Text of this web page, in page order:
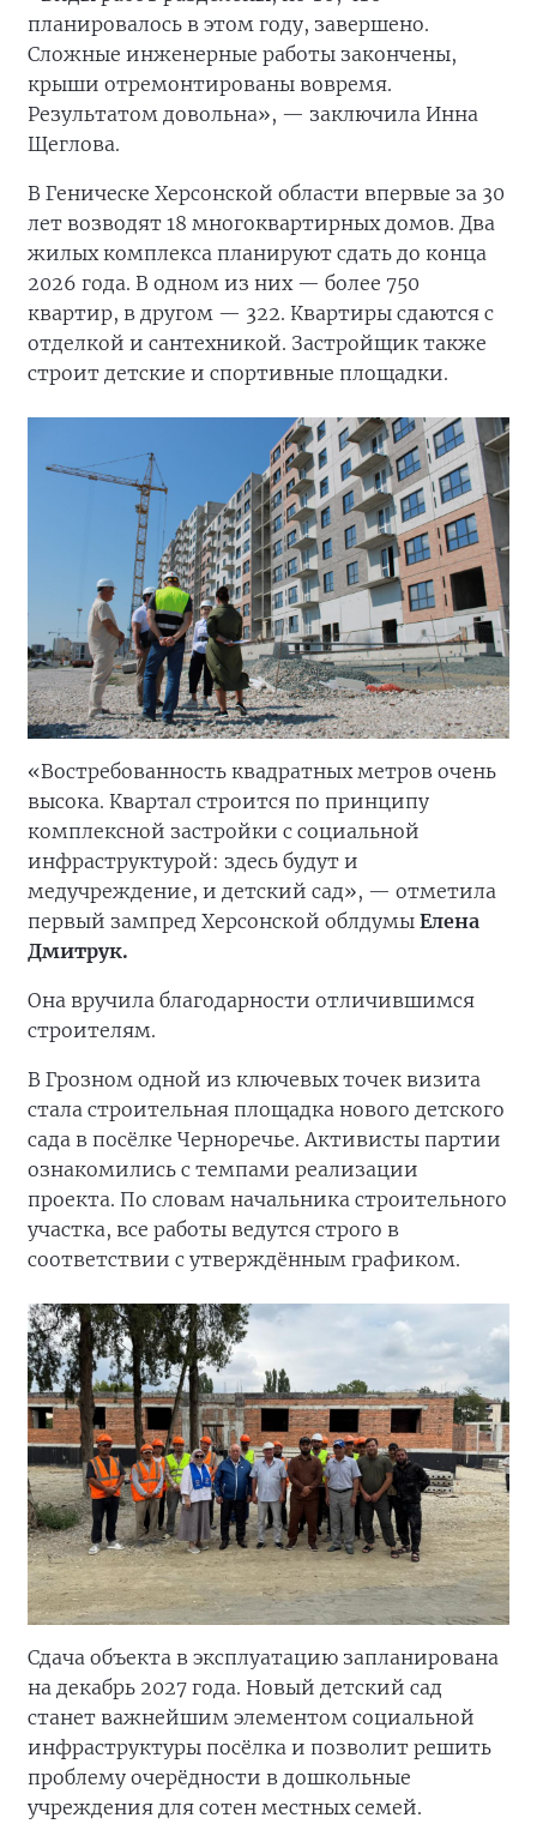
планировалось в этом году, завершено.
Сложные инженерные работы закончены,
крыши отремонтированы вовремя.
Результатом довольна», — заключила Инна
Щеглова.
В Геническе Херсонской области впервые за 30
лет возводят 18 многоквартирных домов. Два
жилых комплекса планируют сдать до конца
2026 года. В одном из них — более 750
квартир, в другом — 322. Квартиры сдаются с
отделкой и сантехникой. Застройщик также
строит детские и спортивные площадки.
«Востребованность квадратных метров очень
высока. Квартал строится по принципу
комплексной застройки с социальной
инфраструктурой: здесь будут и
медучреждение, и детский сад», — отметила
первый зампред Херсонской облдумы Елена
Дмитрук.
Она вручила благодарности отличившимся
строителям.
В Грозном одной из ключевых точек визита
стала строительная площадка нового детского
сада в посёлке Черноречье. Активисты партии
ознакомились с темпами реализации
проекта. По словам начальника строительного
участка, все работы ведутся строго в
соответствии с утверждённым графиком.
Сдача объекта в эксплуатацию запланирована
на декабрь 2027 года. Новый детский сад
станет важнейшим элементом социальной
инфраструктуры посёлка и позволит решить
проблему очерёдности в дошкольные
учреждения для сотен местных семей.